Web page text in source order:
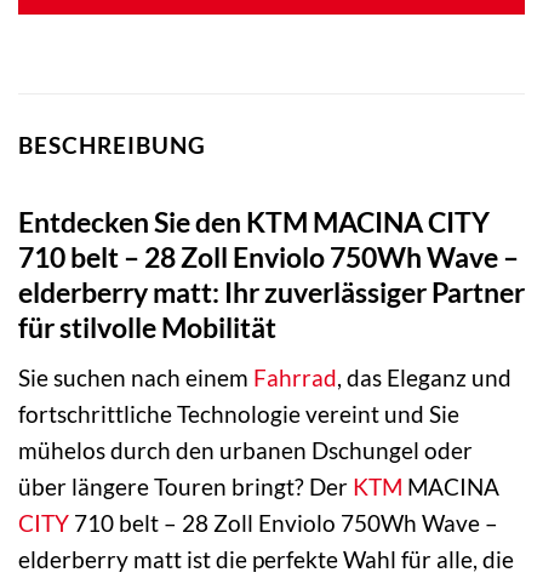
BESCHREIBUNG
Entdecken Sie den KTM MACINA CITY
710 belt – 28 Zoll Enviolo 750Wh Wave –
elderberry matt: Ihr zuverlässiger Partner
für stilvolle Mobilität
Sie suchen nach einem Fahrrad, das Eleganz und
fortschrittliche Technologie vereint und Sie
mühelos durch den urbanen Dschungel oder
über längere Touren bringt? Der KTM MACINA
CITY 710 belt – 28 Zoll Enviolo 750Wh Wave –
elderberry matt ist die perfekte Wahl für alle, die